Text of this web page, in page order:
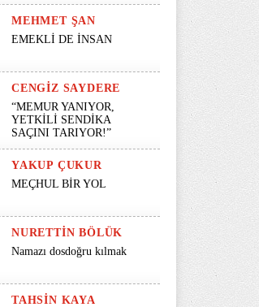
MEHMET ŞAN
EMEKLİ DE İNSAN
CENGIZ SAYDERE
“MEMUR YANIYOR,
YETKİLİ SENDİKA
SAÇINI TARIYOR!”
YAKUP ÇUKUR
MEÇHUL BİR YOL
NURETTIN BÖLÜK
Namazı dosdoğru kılmak
TAHSIN KAYA